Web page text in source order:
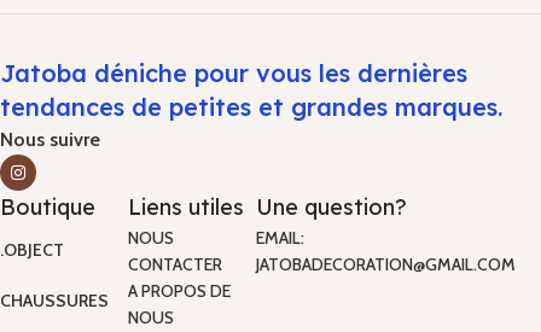
Jatoba déniche pour vous les dernières
tendances de petites et grandes marques.
Nous suivre
Boutique
.OBJECT
CHAUSSURES
Liens utiles
NOUS
CONTACTER
A PROPOS DE
NOUS
Une question?
EMAIL:
JATOBADECORATION@GMAIL.COM